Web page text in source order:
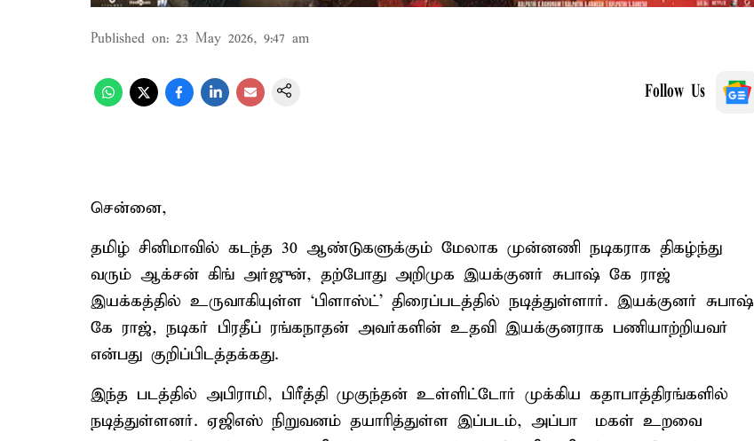
Published on: 23 May 2026, 9:47 am
Follow Us
சென்னை,
தமிழ் சினிமாவில் கடந்த 30 ஆண்டுகளுக்கும் மேலாக முன்னணி நடிகராக திகழ்ந்து
வரும் ஆக்சன் கிங் அர்ஜுன், தற்போது அறிமுக இயக்குனர் சுபாஷ் கே ராஜ்
இயக்கத்தில் உருவாகியுள்ள ‘பிளாஸ்ட்’ திரைப்படத்தில் நடித்துள்ளார். இயக்குனர் சுபாஷ்
கே ராஜ், நடிகர் பிரதீப் ரங்கநாதன் அவர்களின் உதவி இயக்குனராக பணியாற்றியவர்
என்பது குறிப்பிடத்தக்கது.
இந்த படத்தில் அபிராமி, பிரீத்தி முகுந்தன் உள்ளிட்டோர் முக்கிய கதாபாத்திரங்களில்
நடித்துள்ளனர். ஏஜிஎஸ் நிறுவனம் தயாரித்துள்ள இப்படம், அப்பா – மகள் உறவை